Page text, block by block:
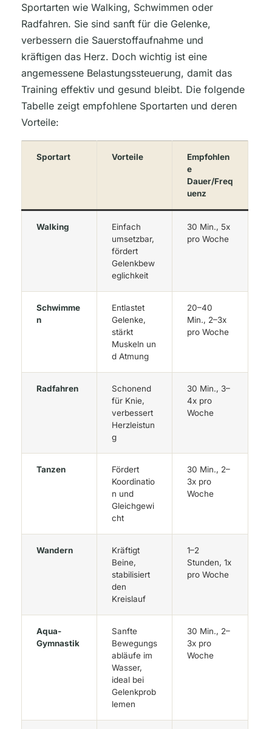
Sportarten wie Walking, Schwimmen oder
Radfahren. Sie sind sanft für die Gelenke,
verbessern die Sauerstoffaufnahme und
kräftigen das Herz. Doch wichtig ist eine
angemessene Belastungssteuerung, damit das
Training effektiv und gesund bleibt. Die folgende
Tabelle zeigt empfohlene Sportarten und deren
Vorteile:
Sportart Vorteile
Empfohlen
e
Dauer/Freq
uenz
Walking
Einfach
umsetzbar,
fördert
Gelenkbew
eglichkeit
30 Min., 5x
pro Woche
Schwimme
n
Entlastet
Gelenke,
stärkt
Muskeln un
d Atmung
20–40
Min., 2–3x
pro Woche
Radfahren
Schonend
für Knie,
verbessert
Herzleistun
g
30 Min., 3–
4x pro
Woche
Tanzen
Fördert
Koordinatio
n und
Gleichgewi
cht
30 Min., 2–
3x pro
Woche
Wandern
Kräftigt
Beine,
stabilisiert
den
Kreislauf
1–2
Stunden, 1x
pro Woche
Aqua-
Gymnastik
Sanfte
Bewegungs
abläufe im
Wasser,
ideal bei
Gelenkprob
lemen
30 Min., 2–
3x pro
Woche